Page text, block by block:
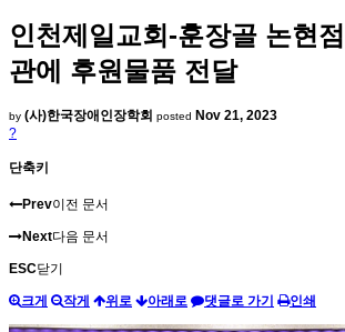
인천제일교회-훈장골 논현
관에 후원물품 전달
by (사)한국장애인장학회 posted Nov 21, 2023
?
단축키
Prev이전 문서
Next다음 문서
ESC닫기
크게 작게 위로 아래로 댓글로 가기 인쇄